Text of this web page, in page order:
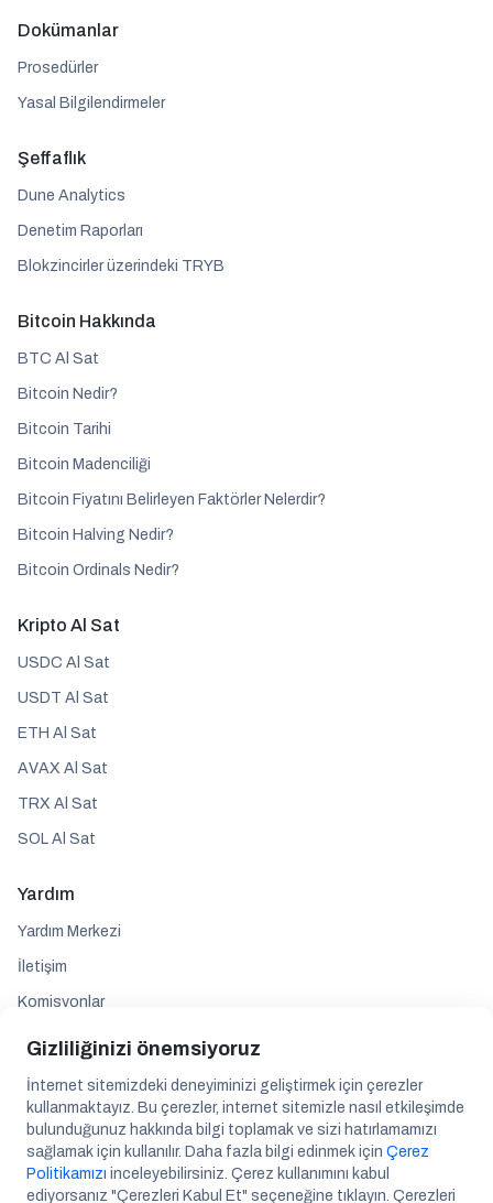
Dokümanlar
Prosedürler
Yasal Bilgilendirmeler
Şeffaflık
Dune Analytics
Denetim Raporları
Blokzincirler üzerindeki TRYB
Bitcoin Hakkında
BTC Al Sat
Bitcoin Nedir?
Bitcoin Tarihi
Bitcoin Madenciliği
Bitcoin Fiyatını Belirleyen Faktörler Nelerdir?
Bitcoin Halving Nedir?
Bitcoin Ordinals Nedir?
Kripto Al Sat
USDC Al Sat
USDT Al Sat
ETH Al Sat
AVAX Al Sat
TRX Al Sat
SOL Al Sat
Yardım
Yardım Merkezi
İletişim
Komisyonlar
Takip edin
Maslak Mah. A.O.S 55. Sok. 42 Maslak A Blok No: 2 İç Kapı No: 287 Kat: 14
Gizliliğinizi önemsiyoruz
İnternet sitemizdeki deneyiminizi geliştirmek için çerezler
kullanmaktayız. Bu çerezler, internet sitemizle nasıl etkileşimde
bulunduğunuz hakkında bilgi toplamak ve sizi hatırlamamızı
sağlamak için kullanılır. Daha fazla bilgi edinmek için Çerez
Politikamızı inceleyebilirsiniz. Çerez kullanımını kabul
ediyorsanız "Çerezleri Kabul Et" seçeneğine tıklayın. Çerezleri